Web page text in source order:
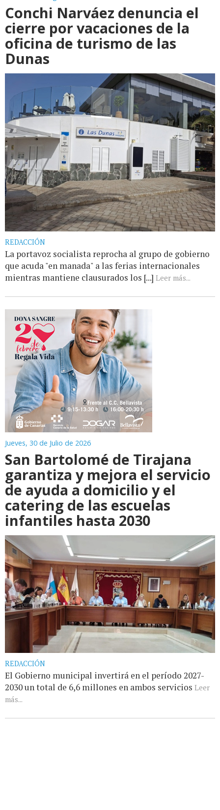
Conchi Narváez denuncia el
cierre por vacaciones de la
oficina de turismo de las
Dunas
REDACCIÓN
La portavoz socialista reprocha al grupo de gobierno
que acuda "en manada" a las ferias internacionales
mientras mantiene clausurados los [...] Leer más...
Jueves, 30 de Julio de 2026
San Bartolomé de Tirajana
garantiza y mejora el servicio
de ayuda a domicilio y el
catering de las escuelas
infantiles hasta 2030
REDACCIÓN
El Gobierno municipal invertirá en el período 2027-
2030 un total de 6,6 millones en ambos servicios Leer
más...